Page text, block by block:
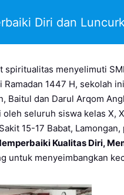
Diri dan
spiritualitas menyelimuti
Ramadan 1447 H, sekolah
Baitul dan Darul Arqom
seluruh siswa kelas X,
15-17 Babat,
Kualitas Diri,
untuk menyeimbangkan